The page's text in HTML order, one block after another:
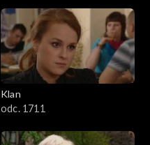
Klan
odc. 1711